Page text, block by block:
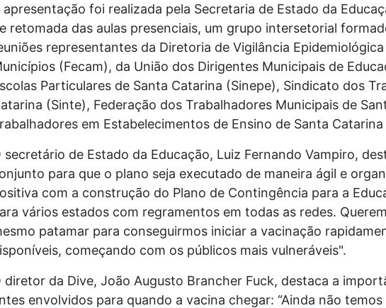
apresentação foi realizada pela Secretaria de Estado da
retomada das aulas presenciais, um grupo intersetorial
representantes da Diretoria de Vigilância
(Fecam), da União dos Dirigentes Municipais de
Particulares de Santa Catarina (Sinepe), Sindicato dos
(Sinte), Federação dos Trabalhadores Municipais de
em Estabelecimentos de Ensino de Santa
secretário de Estado da Educação, Luiz Fernando Vampiro,
para que o plano seja executado de maneira ágil e
com a construção do Plano de Contingência para a
vários estados com regramentos em todas as redes.
patamar para conseguirmos iniciar a vacinação
começando com os públicos mais vulneráveis".
diretor da Dive, João Augusto Brancher Fuck, destaca a
envolvidos para quando a vacina chegar: “Ainda não